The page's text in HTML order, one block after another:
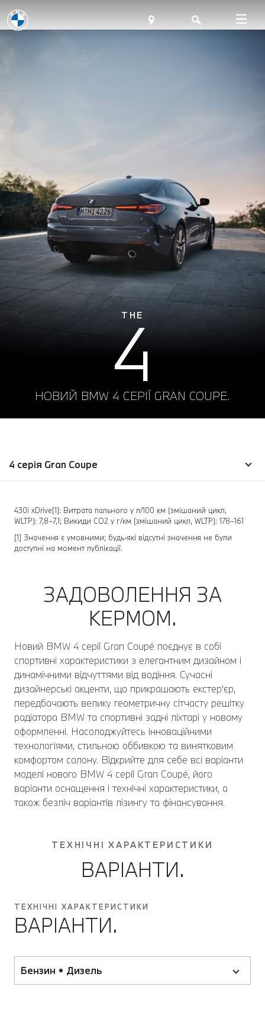
THE
4
НОВИЙ BMW 4 СЕРІЇ GRAN COUPE.
4 серія Gran Coupe
430i xDrive[1]: Витрата пального у л/100 км (змішаний цикл,
WLTP): 7,8–7,1; Викиди CO2 у г/км (змішаний цикл, WLTP): 178–161
[1] Значення є умовними; будь-які відсутні значення не були
доступні на момент публікації.
ЗАДОВОЛЕННЯ ЗА
КЕРМОМ.
Новий BMW 4 серії Gran Coupé поєднує в собі
спортивні характеристики з елегантним дизайном і
динамічними відчуттями від водіння. Сучасні
дизайнерські акценти, що прикрашають екстер'єр,
передбачають велику геометричну сітчасту решітку
радіатора BMW та спортивні задні ліхтарі у новому
оформленні. Насолоджуйтесь інноваційними
технологіями, стильною оббивкою та винятковим
комфортом салону. Відкрийте для себе всі варіанти
моделі нового BMW 4 серії Gran Coupé, його
варіанти оснащення і технічні характеристики, а
також безліч варіантів лізингу та фінансування.
ТЕХНІЧНІ ХАРАКТЕРИСТИКИ
ВАРІАНТИ.
ТЕХНІЧНІ ХАРАКТЕРИСТИКИ
ВАРІАНТИ.
Бензин • Дизель